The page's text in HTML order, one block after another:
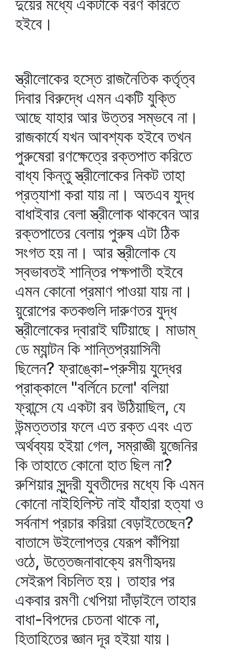
দুয়ের মধ্যে একটাকে বরণ করিতে
হইবে।
স্ত্রীলোকের হস্তে রাজনৈতিক কর্তৃত্ব
দিবার বিরুদ্ধে এমন একটি যুক্তি
আছে যাহার আর উত্তর সম্ভবে না।
রাজকার্যে যখন আবশ্যক হইবে তখন
পুরুষেরা রণক্ষেত্রে রক্তপাত করিতে
বাধ্য কিন্তু স্ত্রীলোকের নিকট তাহা
প্রত্যাশা করা যায় না। অতএব যুদ্ধ
বাধাইবার বেলা স্ত্রীলোক থাকবেন আর
রক্তপাতের বেলায় পুরুষ এটা ঠিক
সংগত হয় না। আর স্ত্রীলোক যে
স্বভাবতই শান্তির পক্ষপাতী হইবে
এমন কোনো প্রমাণ পাওয়া যায় না।
য়ুরোপের কতকগুলি দারুণতর যুদ্ধ
স্ত্রীলোকের দ্বারাই ঘটিয়াছে। মাডাম্‌
ডে ম্যান্টন কি শান্তিপ্রয়াসিনী
ছিলেন? ফ্রাঙ্কো-প্রুসীয় যুদ্ধের
প্রাক্‌কালে "বর্লিনে চলো' বলিয়া
ফ্রান্সে যে একটা রব উঠিয়াছিল, যে
উন্মত্ততার ফলে এত রক্ত এবং এত
অর্থব্যয় হইয়া গেল, সম্রাজ্ঞী য়ুজেনির
কি তাহাতে কোনো হাত ছিল না?
রুশিয়ার সুন্দরী যুবতীদের মধ্যে কি এমন
কোনো নাইহিলিস্ট নাই যাঁহারা হত্যা ও
সর্বনাশ প্রচার করিয়া বেড়াইতেছেন?
বাতাসে উইলোপত্র যেরূপ কাঁপিয়া
ওঠে, উত্তেজনাবাক্যে রমণীহৃদয়
সেইরূপ বিচলিত হয়। তাহার পর
একবার রমণী খেপিয়া দাঁড়াইলে তাহার
বাধা-বিপদের চেতনা থাকে না,
হিতাহিতের জ্ঞান দূর হইয়া যায়।